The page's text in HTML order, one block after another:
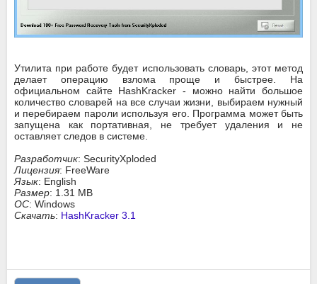
Утилита при работе будет использовать словарь, этот метод
делает операцию взлома проще и быстрее. На
официальном сайте HashKracker - можно найти большое
количество словарей на все случаи жизни, выбираем нужный
и перебираем пароли используя его. Программа может быть
запущена как портативная, не требует удаления и не
оставляет следов в системе.
Разработчик: SecurityXploded
Лицензия: FreeWare
Язык: English
Размер: 1.31 MB
ОС: Windows
Скачать: HashKracker 3.1